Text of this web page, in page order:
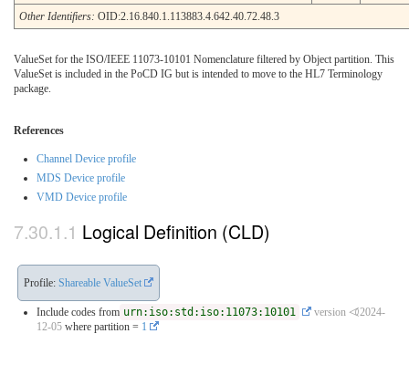
Other Identifiers: OID:2.16.840.1.113883.4.642.40.72.48.3
ValueSet for the ISO/IEEE 11073-10101 Nomenclature filtered by Object partition. This
ValueSet is included in the PoCD IG but is intended to move to the HL7 Terminology
package.
References
Channel Device profile
MDS Device profile
VMD Device profile
Logical Definition (CLD)
Profile: Shareable ValueSet
Include codes from urn:iso:std:iso:11073:10101
version ⏿2024-
12-05 where partition = 1